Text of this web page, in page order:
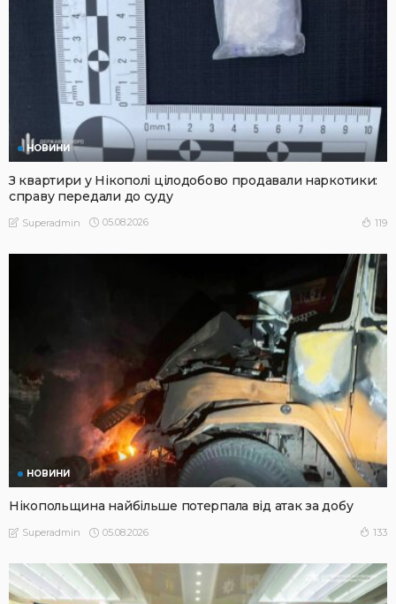
НОВИНИ
З квартири у Нікополі цілодобово продавали наркотики:
справу передали до суду
Superadmin 05.08.2026 119
НОВИНИ
Нікопольщина найбільше потерпала від атак за добу
Superadmin 05.08.2026 133